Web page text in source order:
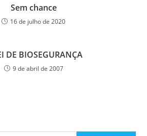
Sem chance
16 de julho de 2020
DE BIOSEGURANÇA
9 de abril de 2007